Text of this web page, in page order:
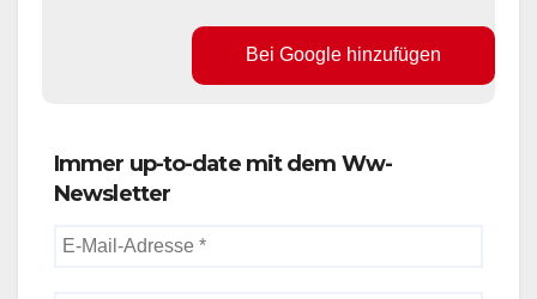
Bei Google hinzufügen
Immer up-to-date mit dem Ww-
Newsletter